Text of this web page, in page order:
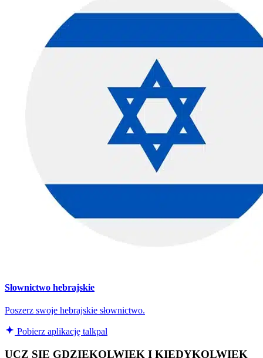
Słownictwo hebrajskie
Poszerz swoje hebrajskie słownictwo.
Pobierz aplikację talkpal
UCZ SIĘ GDZIEKOLWIEK I KIEDYKOLWIEK